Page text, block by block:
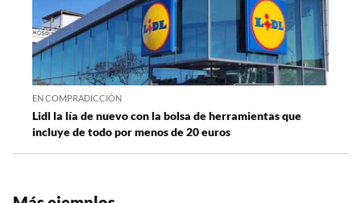
EN COMPRADICCIÓN
Lidl la lía de nuevo con la bolsa de herramientas que
incluye de todo por menos de 20 euros